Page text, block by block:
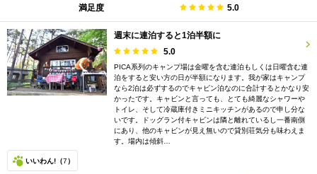
満足度
5.0
週末に連泊すると1泊半額に
5.0
PICA系列のキャンプ場は金曜を含む連泊もしくは日曜含む連
泊をすると安い方の日が半額になります。我が家はキャンプ
なら2泊は必ずするのでキャビン泊なのに合計するとかなり安
かったです。キャビンと言っても、とても綺麗なシャワーや
トイレ、そして冷蔵庫付きミニキッチンがあるので申し分な
いです。ドッグラン付キャビンは隣と離れているし一番南側
にあり、他のキャビンが見え無いので貸別荘気分も味わえま
す。場内は傾斜…
いいわん!（7）